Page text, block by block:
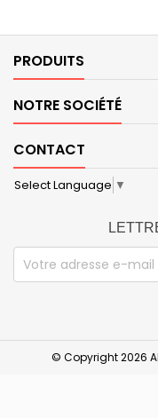
PRODUITS
NOTRE SOCIÉTÉ
CONTACT
Select Language ▼
© Copyright 2026